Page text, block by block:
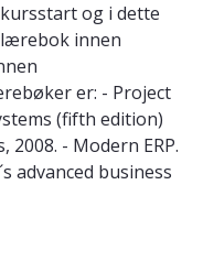
og i dette
innen
er: - Project
(fifth edition)
2008. - Modern ERP.
advanced business